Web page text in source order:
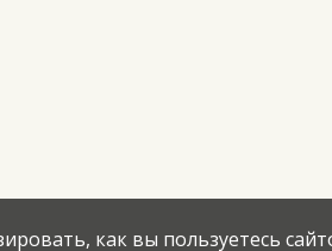
как вы пользуетесь